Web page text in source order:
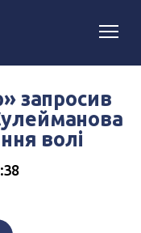
запросив
волі